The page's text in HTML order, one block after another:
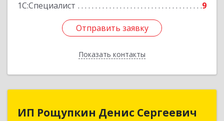
1С:Специалист
9
Отправить заявку
Показать контакты
Отправить заявку
Назад
ИП Рощупкин Денис Сергеевич